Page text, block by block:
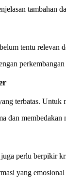
tambahan
tentu relevan
terbatas.
perlu berpikir
yang emosional